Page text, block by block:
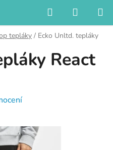
Hledat
KOŠÍK
tepláky / Ecko Unltd. tepláky
React